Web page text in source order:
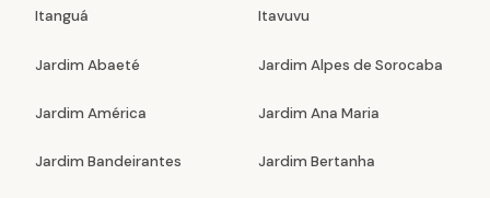
Itanguá Itavuvu
Jardim Abaeté Jardim Alpes de Sorocaba
Jardim América Jardim Ana Maria
Jardim Bandeirantes Jardim Bertanha